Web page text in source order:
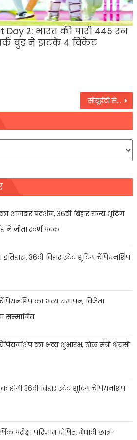
Day 2: भारत की पारी 445 रन
वुड ने झटके 4 विकेट
सीयूईटी से ही हो सकते हैं मेडिकल और इंजीनियरिंग में भी दाखिले, UGC ने तैयार किया प्रस्ताव
शानदार प्रदर्शन, 36वीं बिहार राज्य शूटिंग
जीता स्वर्ण पदक
इतिहास, 36वीं बिहार स्टेट शूटिंग चैंपियनशिप
का भव्य समापन, विजेता
सम्मानित
का भव्य शुभारंभ, खेल मंत्री श्रेयसी
होगी 36वीं बिहार स्टेट शूटिंग चैंपियनशिप
परीक्षा परिणाम घोषित, मेधावी छात्र-